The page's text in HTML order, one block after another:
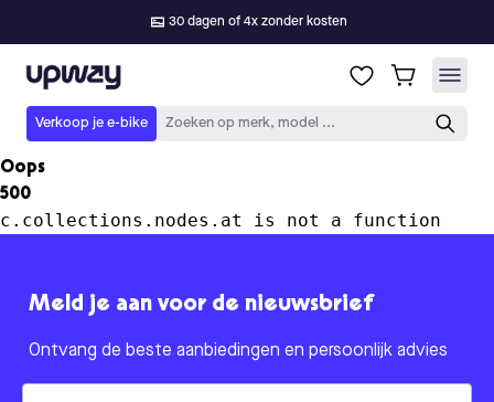
30 dagen of 4x zonder kosten
Upway
Verkoop je e-bike Zoeken op merk, model ...
Oops
500
c.collections.nodes.at is not a function
Meld je aan voor de nieuwsbrief
Ontvang de beste aanbiedingen en persoonlijk advies